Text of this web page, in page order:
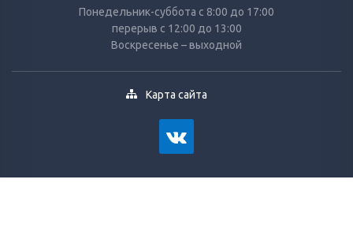
Понедельник-суббота с 8:00 до 17:00
перерыв с 12:00 до 13:00
Воскресенье – выходной
Карта сайта